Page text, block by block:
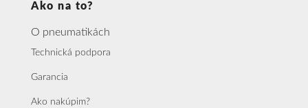
Ako na to?
O pneumatikách
Technická podpora
Garancia
Ako nakúpim?